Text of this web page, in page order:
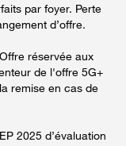
par foyer. Perte
d’offre.
réservée aux
de l'offre 5G+
remise en cas de
2025 d’évaluation